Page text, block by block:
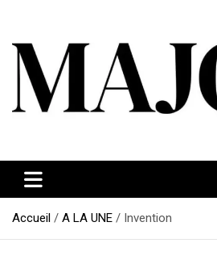
contenu
Accueil A LA UNE Invention